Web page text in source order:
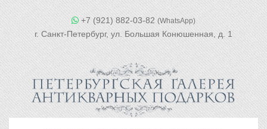
+7 (921) 882-03-82 (WhatsApp)
г. Санкт-Петербург, ул. Большая Конюшенная, д. 1